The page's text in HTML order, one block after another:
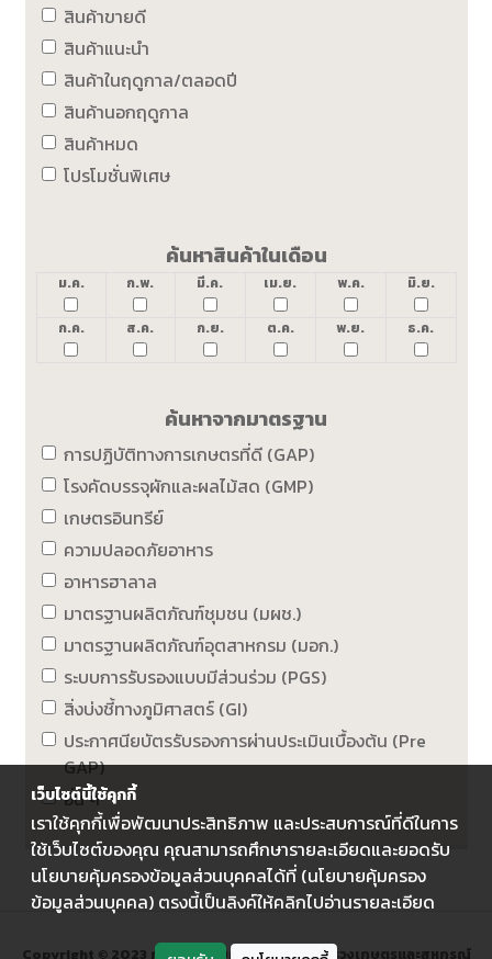
สินค้าขายดี
สินค้าแนะนำ
สินค้าในฤดูกาล/ตลอดปี
สินค้านอกฤดูกาล
สินค้าหมด
โปรโมชั่นพิเศษ
ค้นหาสินค้าในเดือน
ม.ค. ก.พ. มี.ค. เม.ย. พ.ค. มิ.ย.
ก.ค. ส.ค. ก.ย. ต.ค. พ.ย. ธ.ค.
ค้นหาจากมาตรฐาน
การปฏิบัติทางการเกษตรที่ดี (GAP)
โรงคัดบรรจุผักและผลไม้สด (GMP)
เกษตรอินทรีย์
ความปลอดภัยอาหาร
อาหารฮาลาล
มาตรฐานผลิตภัณฑ์ชุมชน (มผช.)
มาตรฐานผลิตภัณฑ์อุตสาหกรม (มอก.)
ระบบการรับรองแบบมีส่วนร่วม (PGS)
สิ่งบ่งชี้ทางภูมิศาสตร์ (GI)
ประกาศนียบัตรรับรองการผ่านประเมินเบื้องต้น (Pre
GAP)
อื่น ๆ
Copyright © 2023 กรมส่งเสริมการเกษตร กระทรวงเกษตรและสหกรณ์
เว็บไซต์นี้ใช้คุกกี้
เราใช้คุกกี้เพื่อพัฒนาประสิทธิภาพ และประสบการณ์ที่ดีในการ
ใช้เว็บไซต์ของคุณ คุณสามารถศึกษารายละเอียดและยอดรับ
นโยบายคุ้มครองข้อมูลส่วนบุคคลได้ที่ (นโยบายคุ้มครอง
ข้อมูลส่วนบุคคล) ตรงนี้เป็นลิงค์ให้คลิกไปอ่านรายละเอียด